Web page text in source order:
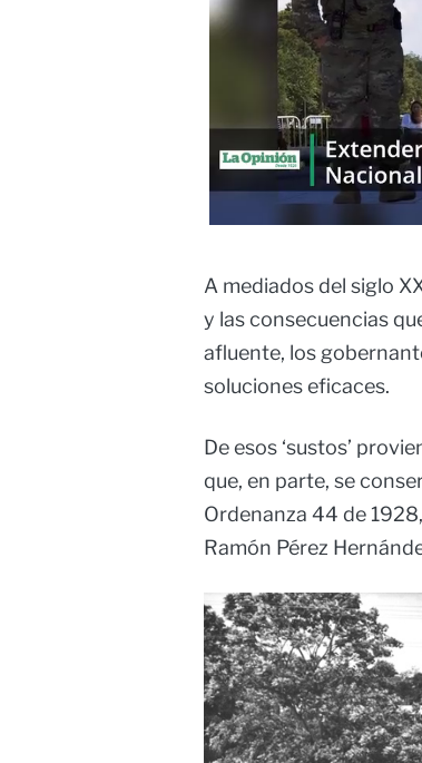
A mediados del siglo
y las consecuencias
afluente, los
soluciones eficaces.
De esos ‘sustos’
que, en parte, se
Ordenanza 44 de
Ramón Pérez